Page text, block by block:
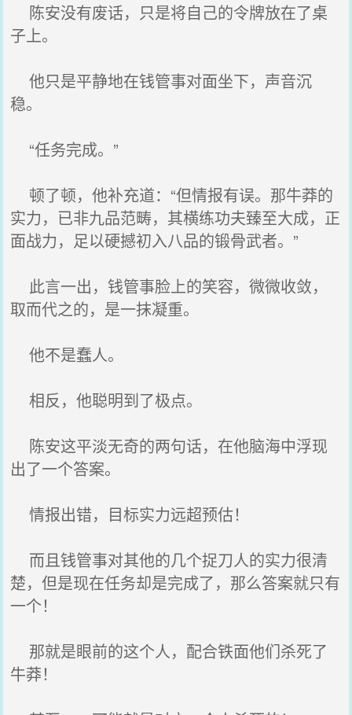
陈安没有废话，只是将自己的令牌放在了桌
子上。
他只是平静地在钱管事对面坐下，声音沉
稳。
“任务完成。”
顿了顿，他补充道：“但情报有误。那牛莽的
实力，已非九品范畴，其横练功夫臻至大成，正
面战力，足以硬撼初入八品的锻骨武者。”
此言一出，钱管事脸上的笑容，微微收敛，
取而代之的，是一抹凝重。
他不是蠢人。
相反，他聪明到了极点。
陈安这平淡无奇的两句话，在他脑海中浮现
出了一个答案。
情报出错，目标实力远超预估！
而且钱管事对其他的几个捉刀人的实力很清
楚，但是现在任务却是完成了，那么答案就只有
一个！
那就是眼前的这个人，配合铁面他们杀死了
牛莽！